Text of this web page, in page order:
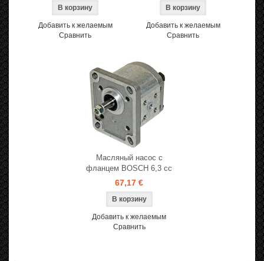
Добавить к желаемым
Сравнить
Добавить к желаемым
Сравнить
Масляный насос с
фланцем BOSCH 6,3 cc
67,17 €
Добавить к желаемым
Сравнить